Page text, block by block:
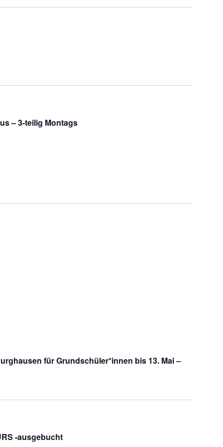
– 3-teilig Montags
für Grundschüler*innen bis 13. Mai –
-ausgebucht